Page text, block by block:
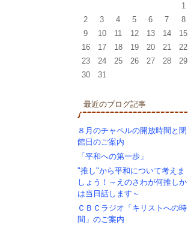
1
2
3 4 5 6 7
8
9
10 11 12 13 14
15
16
17 18 19 20 21
22
23
24 25 26 27 28
29
30
31
最近のブログ記事
８月のチャペルの開放時間と閉
館日のご案内
「平和への第一歩」
"推し"から平和について考えま
しょう！～えのさわが何推しか
は当日話します～
ＣＢＣラジオ「キリストへの時
間」のご案内